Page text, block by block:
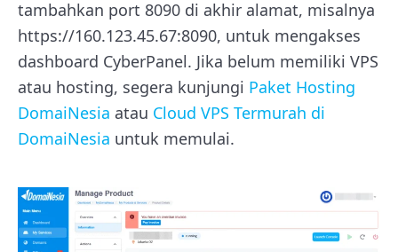
tambahkan port 8090 di akhir alamat, misalnya
https://160.123.45.67:8090, untuk mengakses
dashboard CyberPanel. Jika belum memiliki VPS
atau hosting, segera kunjungi Paket Hosting
DomaiNesia atau Cloud VPS Termurah di
DomaiNesia untuk memulai.